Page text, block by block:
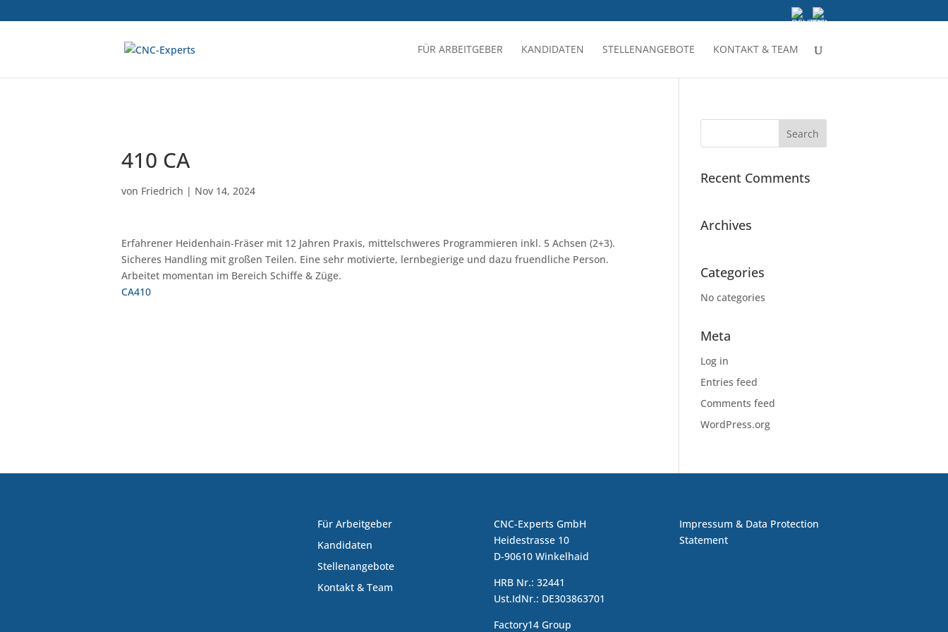
FÜR ARBEITGEBER KANDIDATEN STELLENANGEBOTE KONTAKT & TEAM
410 CA
von Friedrich | Nov 14, 2024
Erfahrener Heidenhain-Fräser mit 12 Jahren Praxis, mittelschweres Programmieren inkl. 5 Achsen (2+3).
Sicheres Handling mit großen Teilen. Eine sehr motivierte, lernbegierige und dazu fruendliche Person.
Arbeitet momentan im Bereich Schiffe & Züge.
CA410
Recent Comments
Archives
Categories
No categories
Meta
Log in
Entries feed
Comments feed
WordPress.org
Für Arbeitgeber
Kandidaten
Stellenangebote
Kontakt & Team
CNC-Experts GmbH
Heidestrasse 10
D-90610 Winkelhaid
HRB Nr.: 32441
Ust.IdNr.: DE303863701
Factory14 Group
Impressum & Data Protection
Statement